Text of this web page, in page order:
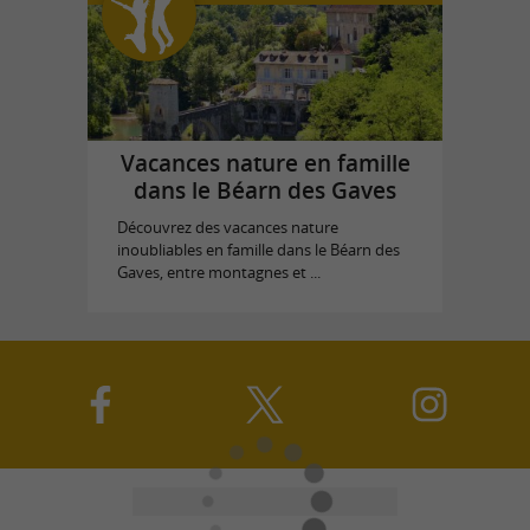
Vacances nature en famille
dans le Béarn des Gaves
Découvrez des vacances nature
inoubliables en famille dans le Béarn des
Gaves, entre montagnes et ...